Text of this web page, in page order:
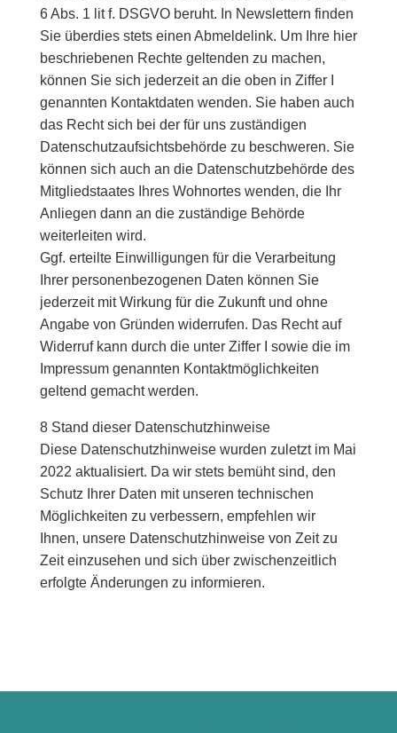
6 Abs. 1 lit f. DSGVO beruht. In Newslettern finden
Sie überdies stets einen Abmeldelink. Um Ihre hier
beschriebenen Rechte geltenden zu machen,
können Sie sich jederzeit an die oben in Ziffer I
genannten Kontaktdaten wenden. Sie haben auch
das Recht sich bei der für uns zuständigen
Datenschutzaufsichtsbehörde zu beschweren. Sie
können sich auch an die Datenschutzbehörde des
Mitgliedstaates Ihres Wohnortes wenden, die Ihr
Anliegen dann an die zuständige Behörde
weiterleiten wird.
Ggf. erteilte Einwilligungen für die Verarbeitung
Ihrer personenbezogenen Daten können Sie
jederzeit mit Wirkung für die Zukunft und ohne
Angabe von Gründen widerrufen. Das Recht auf
Widerruf kann durch die unter Ziffer I sowie die im
Impressum genannten Kontaktmöglichkeiten
geltend gemacht werden.
8 Stand dieser Datenschutzhinweise
Diese Datenschutzhinweise wurden zuletzt im Mai
2022 aktualisiert. Da wir stets bemüht sind, den
Schutz Ihrer Daten mit unseren technischen
Möglichkeiten zu verbessern, empfehlen wir
Ihnen, unsere Datenschutzhinweise von Zeit zu
Zeit einzusehen und sich über zwischenzeitlich
erfolgte Änderungen zu informieren.